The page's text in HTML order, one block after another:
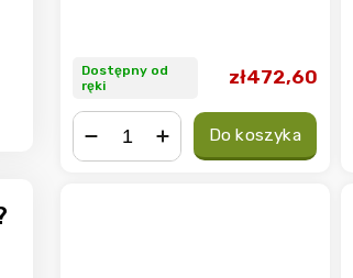
Dostępny od
ręki
zł472,60
Do koszyka